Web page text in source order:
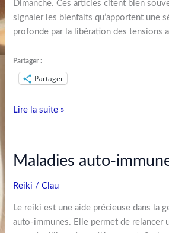
Dimanche. Ces articles citent bien
signaler les bienfaits qu’apportent une
profonde par la libération des tensions
Partager :
Partager
Lire la suite »
Maladies auto-
Reiki /Clau
Le reiki est une aide précieuse dans la
auto-immunes. Elle permet de relancer
Maladies
immune